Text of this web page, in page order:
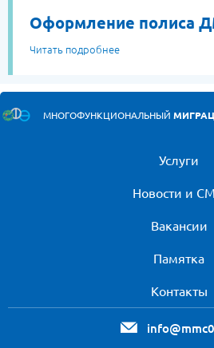
МНОГОФУНКЦИОНАЛЬНЫЙ
Услуги
Новости и
Вакансии
Памятка
Контакты
Оформление полиса
Читать подробнее